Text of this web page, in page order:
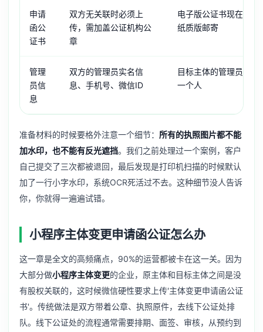
申请
函公
证书
双方无关联时必须上
传，需加盖公证机构公
章
电子版公证书现在可以
纸质版邮寄
管理
员信
息
双方的管理员实名信
息、手机号、微信ID
目标主体的管理员不能
一个人
准备材料的时候要格外注意一个细节： 所有的执照图片都不能
加水印，也不能有反光遮挡。我们之前处理过一个案例，客户
自己提交了三次都被退回，最后发现是打印机扫描的时候默认
加了一行小字水印，系统OCR死活过不去。这种细节没人告诉
你，你就得一遍遍试错。
小程序主体变更申请函公证怎么办
这一章是全文的高频痛点，90%的运营都被卡在这一关。因为
大部分做小程序主体变更的企业，原主体和目标主体之间是没
有股权关联的，这时候微信硬性要求上传'主体变更申请函公证
书'。传统做法是双方带着公章、执照原件，去线下公证处排
队。线下公证处的流程通常需要排期、面签、审核，从预约到